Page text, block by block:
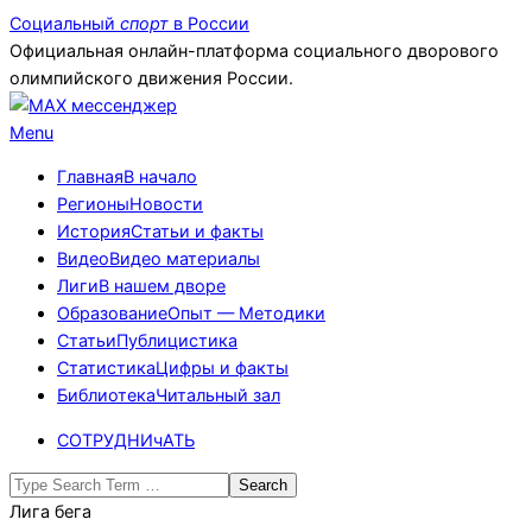
Skip
to
content
Социальный спорт в России
Официальная онлайн-платформа социального дворового
олимпийского движения России.
Primary
Menu
Menu
ГлавнаяВ начало
РегионыНовости
ИсторияСтатьи и факты
ВидеоВидео материалы
ЛигиВ нашем дворе
ОбразованиеОпыт — Методики
СтатьиПублицистика
СтатистикаЦифры и факты
БиблиотекаЧитальный зал
СОТРУДНИчАТЬ
Search
Лига бега